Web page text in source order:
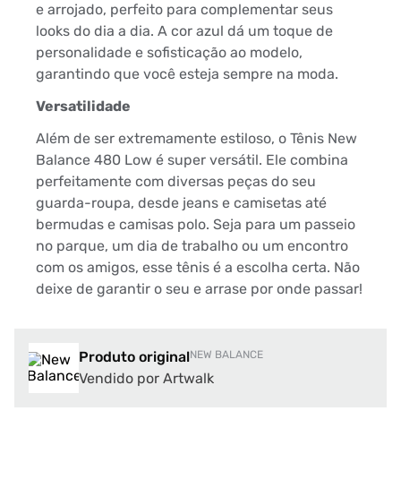
e arrojado, perfeito para complementar seus
looks do dia a dia. A cor azul dá um toque de
personalidade e sofisticação ao modelo,
garantindo que você esteja sempre na moda.
Versatilidade
Além de ser extremamente estiloso, o Tênis New
Balance 480 Low é super versátil. Ele combina
perfeitamente com diversas peças do seu
guarda-roupa, desde jeans e camisetas até
bermudas e camisas polo. Seja para um passeio
no parque, um dia de trabalho ou um encontro
com os amigos, esse tênis é a escolha certa. Não
deixe de garantir o seu e arrase por onde passar!
Produto originalNEW BALANCE
Vendido por Artwalk